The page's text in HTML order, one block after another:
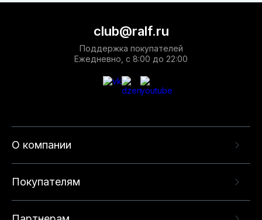
О компании
Покупателям
club@ralf.ru
Поддержка покупателей
Ежедневно, с 8:00 до 22:00